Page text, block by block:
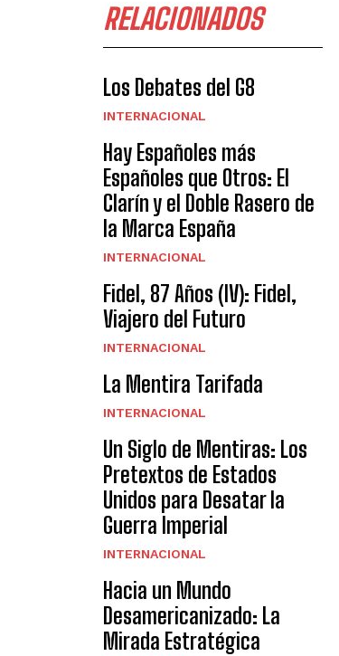
RELACIONADOS
Los Debates del G8
INTERNACIONAL
Hay Españoles más
Españoles que Otros: El
Clarín y el Doble Rasero de
la Marca España
INTERNACIONAL
Fidel, 87 Años (IV): Fidel,
Viajero del Futuro
INTERNACIONAL
La Mentira Tarifada
INTERNACIONAL
Un Siglo de Mentiras: Los
Pretextos de Estados
Unidos para Desatar la
Guerra Imperial
INTERNACIONAL
Hacia un Mundo
Desamericanizado: La
Mirada Estratégica